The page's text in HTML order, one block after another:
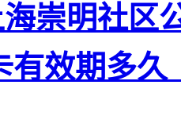
崇明社区
有效期多